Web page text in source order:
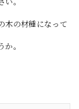
木の材種になって
。